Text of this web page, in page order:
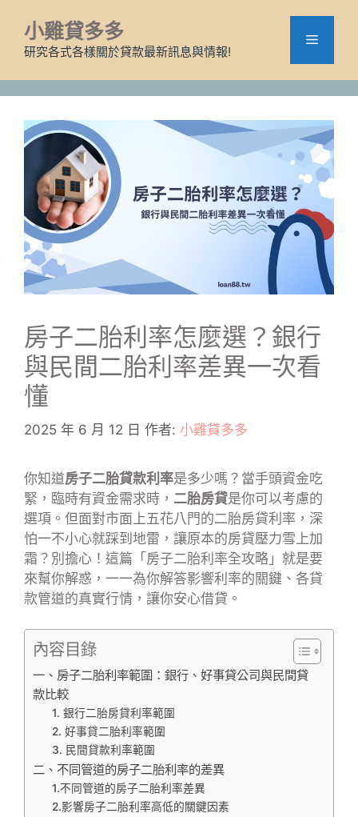
小雞貸多多
研究各式各樣關於貸款最新訊息與情報!
選
房子二胎利率怎麼選？銀行
與民間二胎利率差異一次看
懂
2025 年 6 月 12 日 作者: 小雞貸多多
你知道房子二胎貸款利率是多少嗎？當手頭資金吃
緊，臨時有資金需求時， 二胎房貸是你可以考慮的
選項。但面對市面上五花八門的二胎房貸利率，深
怕一不小心就踩到地雷，讓原本的房貸壓力雪上加
霜？別擔心！這篇「房子二胎利率全攻略」就是要
來幫你解惑，一一為你解答影響利率的關鍵、各貸
款管道的真實行情，讓你安心借貸。
內容目錄
一、房子二胎利率範圍：銀行、好事貸公司與民間貸
款比較
1. 銀行二胎房貸利率範圍
2. 好事貸二胎利率範圍
3. 民間貸款利率範圍
二、不同管道的房子二胎利率的差異
1.不同管道的房子二胎利率差異
2.影響房子二胎利率高低的關鍵因素